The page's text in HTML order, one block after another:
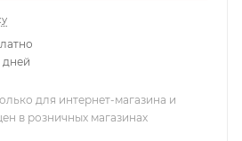
дней
для интернет-магазина и
в розничных магазинах